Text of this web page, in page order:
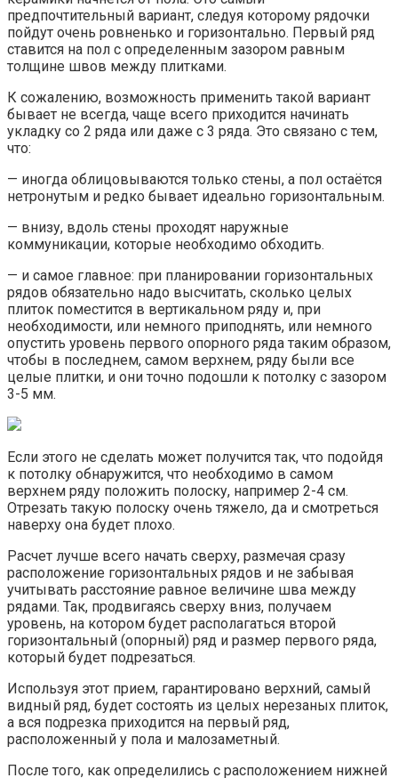
предпочтительный вариант, следуя которому рядочки
пойдут очень ровненько и горизонтально. Первый ряд
ставится на пол с определенным зазором равным
толщине швов между плитками.
К сожалению, возможность применить такой вариант
бывает не всегда, чаще всего приходится начинать
укладку со 2 ряда или даже с 3 ряда. Это связано с тем,
что:
— иногда облицовываются только стены, а пол остаётся
нетронутым и редко бывает идеально горизонтальным.
— внизу, вдоль стены проходят наружные
коммуникации, которые необходимо обходить.
— и самое главное: при планировании горизонтальных
рядов обязательно надо высчитать, сколько целых
плиток поместится в вертикальном ряду и, при
необходимости, или немного приподнять, или немного
опустить уровень первого опорного ряда таким образом,
чтобы в последнем, самом верхнем, ряду были все
целые плитки, и они точно подошли к потолку с зазором
3-5 мм.
Если этого не сделать может получится так, что подойдя
к потолку обнаружится, что необходимо в самом
верхнем ряду положить полоску, например 2-4 см.
Отрезать такую полоску очень тяжело, да и смотреться
наверху она будет плохо.
Расчет лучше всего начать сверху, размечая сразу
расположение горизонтальных рядов и не забывая
учитывать расстояние равное величине шва между
рядами. Так, продвигаясь сверху вниз, получаем
уровень, на котором будет располагаться второй
горизонтальный (опорный) ряд и размер первого ряда,
который будет подрезаться.
Используя этот прием, гарантировано верхний, самый
видный ряд, будет состоять из целых нерезаных плиток,
а вся подрезка приходится на первый ряд,
расположенный у пола и малозаметный.
После того, как определились с расположением нижней